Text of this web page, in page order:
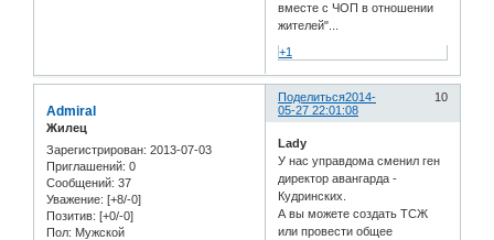
вместе с ЧОП в отношении
жителей"...
+1
Поделиться 10
2014-
05-27 22:01:08
Admiral
Жилец
Зарегистрирован: 2013-07-03
Приглашений: 0
Сообщений: 37
Уважение: [+8/-0]
Позитив: [+0/-0]
Пол: Мужской
Lady
У нас управдома сменил ген
директор авангарда -
Кудринских.
А вы можете создать ТСЖ
или провести общее